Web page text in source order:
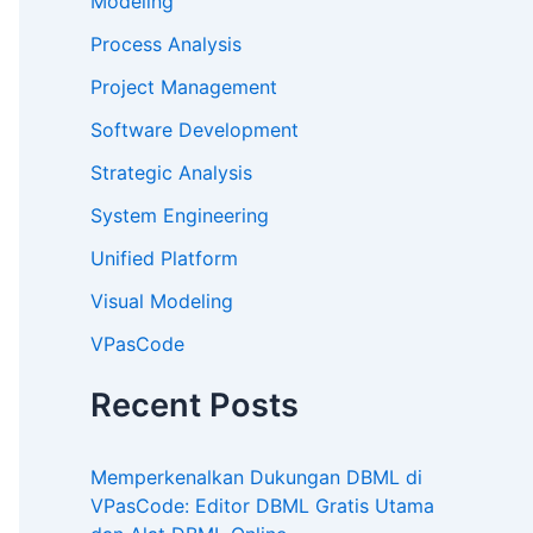
Process Analysis
Project Management
Software Development
Strategic Analysis
System Engineering
Unified Platform
Visual Modeling
VPasCode
Recent Posts
Memperkenalkan Dukungan DBML di
VPasCode: Editor DBML Gratis Utama